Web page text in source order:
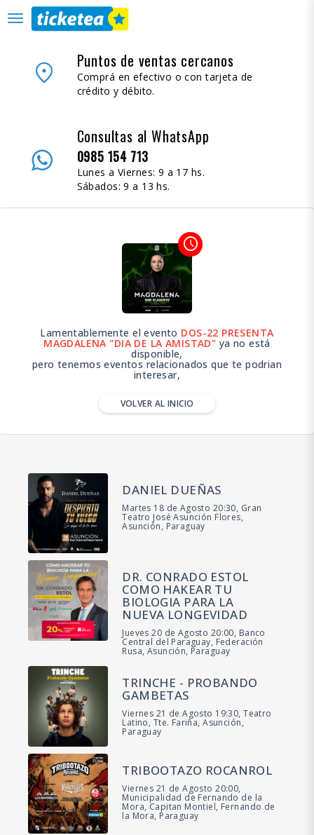
desplegar
navegación
place Puntos de ventas cercanos
Comprá en efectivo o con tarjeta de
crédito y débito.
Consultas al WhatsApp
0985 154 713
Lunes a Viernes: 9 a 17 hs.
Sábados: 9 a 13 hs.
access_time
Lamentablemente el evento DOS-22 PRESENTA
MAGDALENA "DIA DE LA AMISTAD" ya no está
disponible,
pero tenemos eventos relacionados que te podrian
interesar,
VOLVER AL INICIO
DANIEL DUEÑAS
Martes 18 de Agosto 20:30, Gran
Teatro José Asunción Flores,
Asunción, Paraguay
DR. CONRADO ESTOL
COMO HAKEAR TU
BIOLOGIA PARA LA
NUEVA LONGEVIDAD
Jueves 20 de Agosto 20:00, Banco
Central del Paraguay, Federación
Rusa, Asunción, Paraguay
TRINCHE - PROBANDO
GAMBETAS
Viernes 21 de Agosto 19:30, Teatro
Latino, Tte. Fariña, Asunción,
Paraguay
TRIBOOTAZO ROCANROL
Viernes 21 de Agosto 20:00,
Municipalidad de Fernando de la
Mora, Capitan Montiel, Fernando de
la Mora, Paraguay